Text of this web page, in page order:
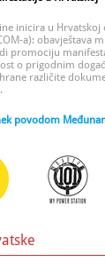
inicira u
a): obavještava
o prigodnim
različite
povodom